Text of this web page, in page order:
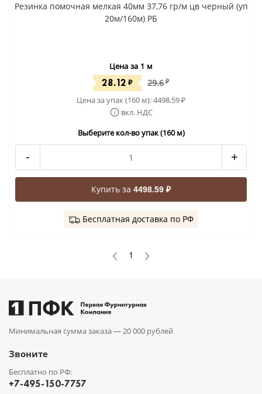
Резинка помочная мелкая 40мм 37,76 гр/м цв черный (уп
20м/160м) РБ
Цена за 1 м
28.12 ₽ 29.6 ₽
Цена за упак (160 м):4498.59₽
вкл. НДС
Выберите кол-во упак (160 м)
- +
Купить за 4498.59 ₽
Бесплатная доставка по РФ
1
Минимальная сумма заказа — 20 000 рублей
Звоните
Бесплатно по РФ:
+7-495-150-7757